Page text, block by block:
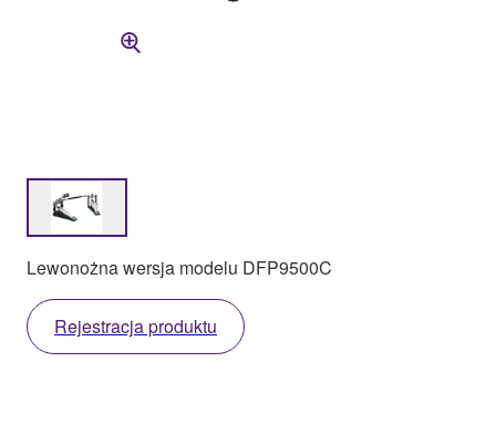
Lewonożna wersja modelu DFP9500C
Rejestracja produktu